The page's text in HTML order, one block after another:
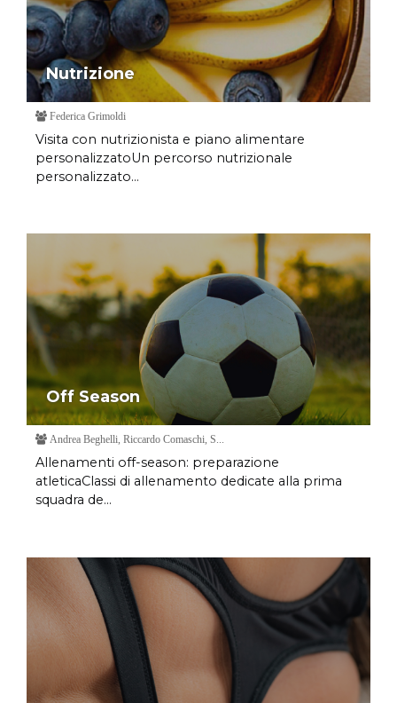
Nutrizione
Federica Grimoldi
Visita con nutrizionista e piano alimentare
personalizzatoUn percorso nutrizionale
personalizzato...
Off Season
Andrea Beghelli, Riccardo Comaschi, S...
Allenamenti off-season: preparazione
atleticaClassi di allenamento dedicate alla prima
squadra de...